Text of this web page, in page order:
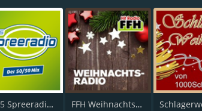
105'5 Spreeradio Weihnachtsradio FFH Weihnachtsradio